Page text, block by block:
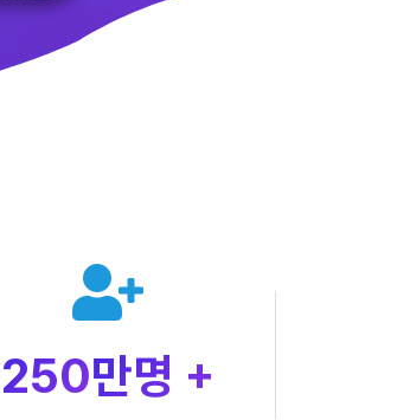
250만명 +